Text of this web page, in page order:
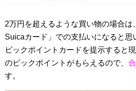
2万円を超えるような買い物の場合は
Suicaカード」での支払いになると思
ビックポイントカードを提示すると
のビックポイントがもらえるので、
す。